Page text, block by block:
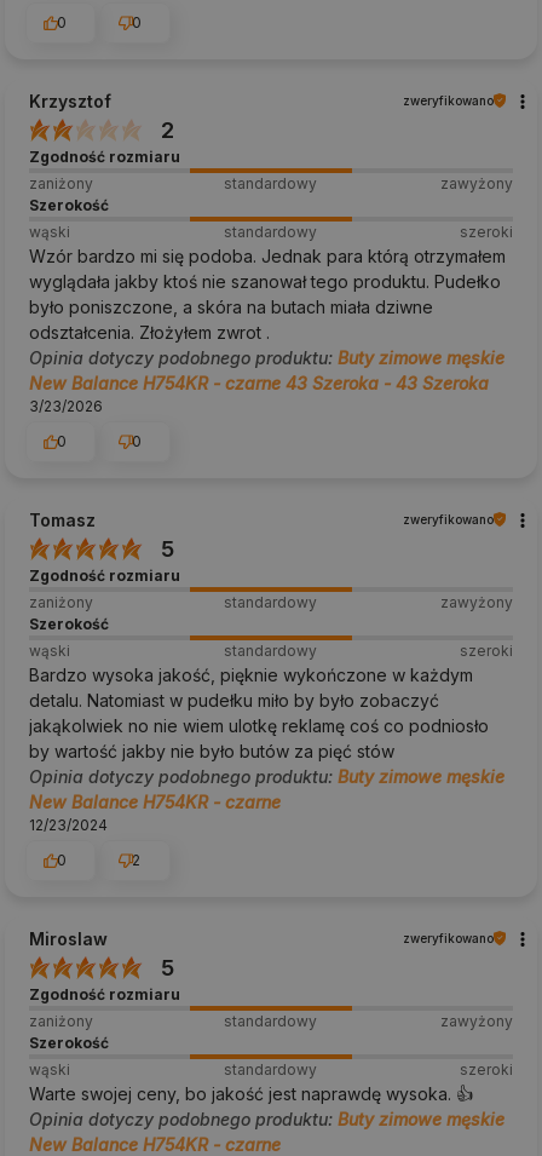
0
0
Krzysztof zweryfikowano
2
Zgodność rozmiaru
zaniżony
standardowy
zawyżony
Szerokość
wąski
standardowy szeroki
Wzór bardzo mi się podoba. Jednak para którą otrzymałem
wyglądała jakby ktoś nie szanował tego produktu. Pudełko
było poniszczone, a skóra na butach miała dziwne
odształcenia. Złożyłem zwrot .
Opinia dotyczy podobnego produktu: Buty zimowe męskie
New Balance H754KR - czarne 43 Szeroka - 43 Szeroka
3/23/2026
0
0
Tomasz zweryfikowano
5
Zgodność rozmiaru
zaniżony
standardowy
zawyżony
Szerokość
wąski
standardowy szeroki
Bardzo wysoka jakość, pięknie wykończone w każdym
detalu. Natomiast w pudełku miło by było zobaczyć
jakąkolwiek no nie wiem ulotkę reklamę coś co podniosło
by wartość jakby nie było butów za pięć stów
Opinia dotyczy podobnego produktu: Buty zimowe męskie
New Balance H754KR - czarne
12/23/2024
0
2
Miroslaw zweryfikowano
5
Zgodność rozmiaru
zaniżony
standardowy
zawyżony
Szerokość
wąski
standardowy szeroki
Warte swojej ceny, bo jakość jest naprawdę wysoka. 👍️
Opinia dotyczy podobnego produktu: Buty zimowe męskie
New Balance H754KR - czarne